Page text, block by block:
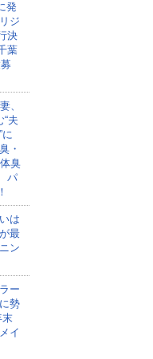
発
ジ
決
葉
、
“夫
に
・
臭
パ
は
最
ン
ー
勢
末
イ